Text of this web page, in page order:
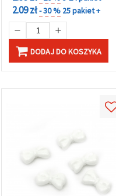
2.09 zł- 30 % 25 pakiet +
DODAJ DO KOSZYKA